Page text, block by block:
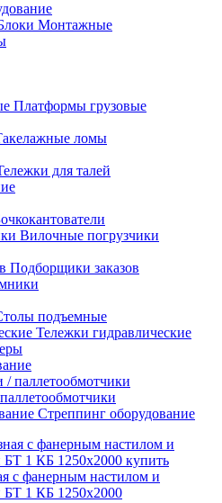
Монтажные
Платформы грузовые
ломы
для талей
Вилочные погрузчики
Подборщики заказов
подъемные
Тележки гидравлические
Стреппинг оборудование
с фанерным настилом и
БТ 1 КБ 1250х2000